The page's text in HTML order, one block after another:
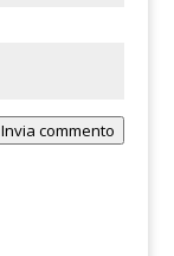
Invia commento